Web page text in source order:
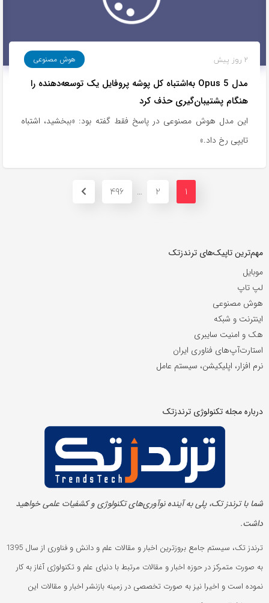
هوش مصنوعی 2 روز پیش
مدل Opus 5 به‌اشتباه کل پوشه پروفایل یک توسعه‌دهنده را
هنگام پشتیبان‌گیری حذف کرد
این مدل هوش مصنوعی در پاسخ فقط گفته بود: «ببخشید، اشتباه
تایپی رخ داد.»
1
2
…
496
مهم‌ترین تاپیک‌های ترندزتک
موبایل
لپ تاپ
هوش مصنوعی
اینترنت و شبکه
هک و امنیت سایبری
استارت‌آپ‌های فناوری ایران
نرم افزار، اپلیکیشن، سیستم عامل
درباره مجله تکنولوژی ترندزتک
شما با ترندز تک، پلی به آینده‌ نوآوری‌های تکنولوژی و کشفیات علمی خواهید
داشت.
ترندز تک، سیستم جامع بروزترین اخبار و مقالات علم و دانش و فناوری از سال 1395
به صورت متمرکز در حوزه اخبار و مقالات مرتبط با دنیای علم و تکنولوژی آغاز به کار
نموده است و اخیرا نیز به صورت تخصصی در زمینه بازنشر اخبار و مقالات این